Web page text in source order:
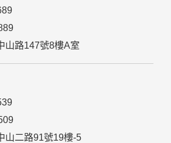
，本網站會在您的電腦中放置並取用我
接受Cookie的寫入，您可在您使用的
私權等級為高，即可拒絕Cookie的寫
修正
山路147號8樓A室
山二路91號19樓-5